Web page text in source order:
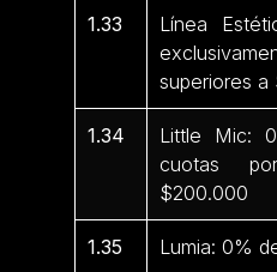
1.33
Línea
superiores
1.34
Little Mic:
cuotas
$200.000
1.35 Lumia: 0%